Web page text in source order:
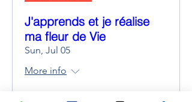
J'apprends et je réalise
ma fleur de Vie
Sun, Jul 05
More info